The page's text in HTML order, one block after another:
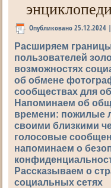
Опубликовано 25.12.2024
Расширяем
пользователей
возможностях
об обмене
сообществах для
Напоминаем об
времени: пожилые
своими близкими
голосовые
напоминаем о
Рассказываем о
социальных сетях